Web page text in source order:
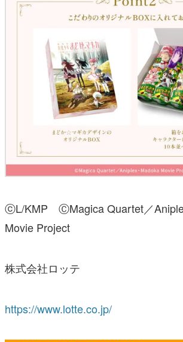
ⓒL/KMP ⒸMagica Quartet／
Movie Project
株式会社ロッテ
https://www.lotte.co.jp/